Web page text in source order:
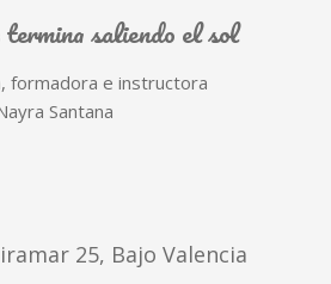
saliendo el sol
formadora e instructora
Santana
25, Bajo Valencia